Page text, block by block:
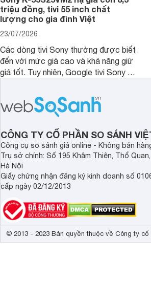
triệu đồng, tivi 55 inch chất
lượng cho gia đình Việt
23/07/2026
Các dòng tivi Sony thường được biết
đến với mức giá cao và khả năng giữ
giá tốt. Tuy nhiên, Google tivi Sony 55
hợp đáng chú ý khi có mức giá dễ
tiếp cận hơn dù mới ra mắt trong năm
CÔNG TY CỔ PHẦN SO SÁNH
Công cụ so sánh giá online - Không bán
Trụ sở chính: Số 195 Khâm Thiên, Thổ
Hà Nội
Giấy chứng nhận đăng ký kinh doanh số
cấp ngày 02/12/2013
© 2013 - 2023 Bản quyền thuộc về Công ty cổ